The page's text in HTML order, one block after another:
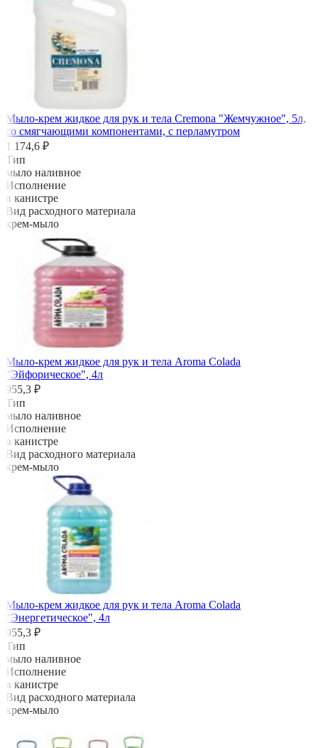
Мыло-крем жидкое для рук и тела Cremona "Жемчужное", 5л,
со смягчающими компонентами, с перламутром
1 174,6 ₽
Тип
мыло наливное
Исполнение
в канистре
Вид расходного материала
крем-мыло
Мыло-крем жидкое для рук и тела Aroma Colada
"Эйфорическое", 4л
955,3 ₽
Тип
мыло наливное
Исполнение
в канистре
Вид расходного материала
крем-мыло
Мыло-крем жидкое для рук и тела Aroma Colada
"Энергетическое", 4л
955,3 ₽
Тип
мыло наливное
Исполнение
в канистре
Вид расходного материала
крем-мыло